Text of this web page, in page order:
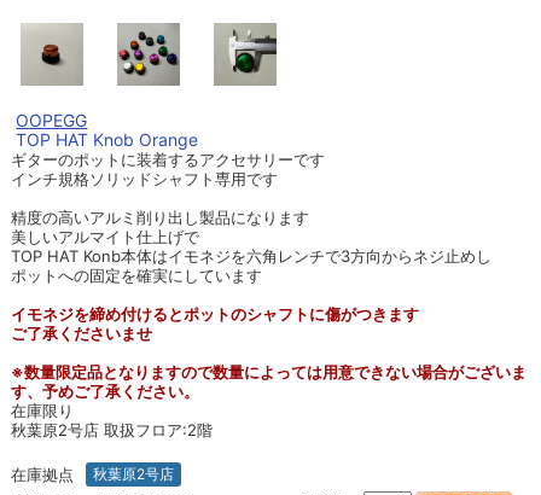
OOPEGG
TOP HAT Knob Orange
ギターのポットに装着するアクセサリーです
インチ規格ソリッドシャフト専用です
精度の高いアルミ削り出し製品になります
美しいアルマイト仕上げで
TOP HAT Konb本体はイモネジを六角レンチで3方向からネジ止めし
ポットへの固定を確実にしています
イモネジを締め付けるとポットのシャフトに傷がつきます
ご了承くださいませ
※数量限定品となりますので数量によっては用意できない場合がございま
す、予めご了承ください。
在庫限り
秋葉原2号店 取扱フロア:2階
在庫拠点 秋葉原2号店